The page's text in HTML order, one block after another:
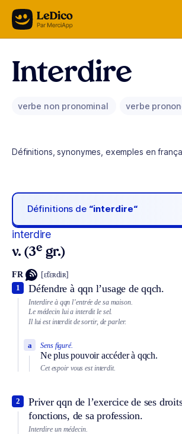
Aller au contenu
Interdire
verbe non pronominal verbe
Définitions, synonymes, exemples en
Définitions de “interdire“
interdire
v. (3e gr.)
FR [ɛ̃tɛʀdiʀ]
Défendre à qqn l’usage de qqch.
1
Interdire à qqn l’entrée de sa maison.
Le médecin lui a interdit le sel.
Il lui est interdit de sortir, de parler.
Sens figuré.
Ne plus pouvoir accéder à qqch.
a
Cet espoir vous est interdit.
Priver qqn de l’exercice de ses
fonctions, de sa profession.
2
Interdire un médecin.